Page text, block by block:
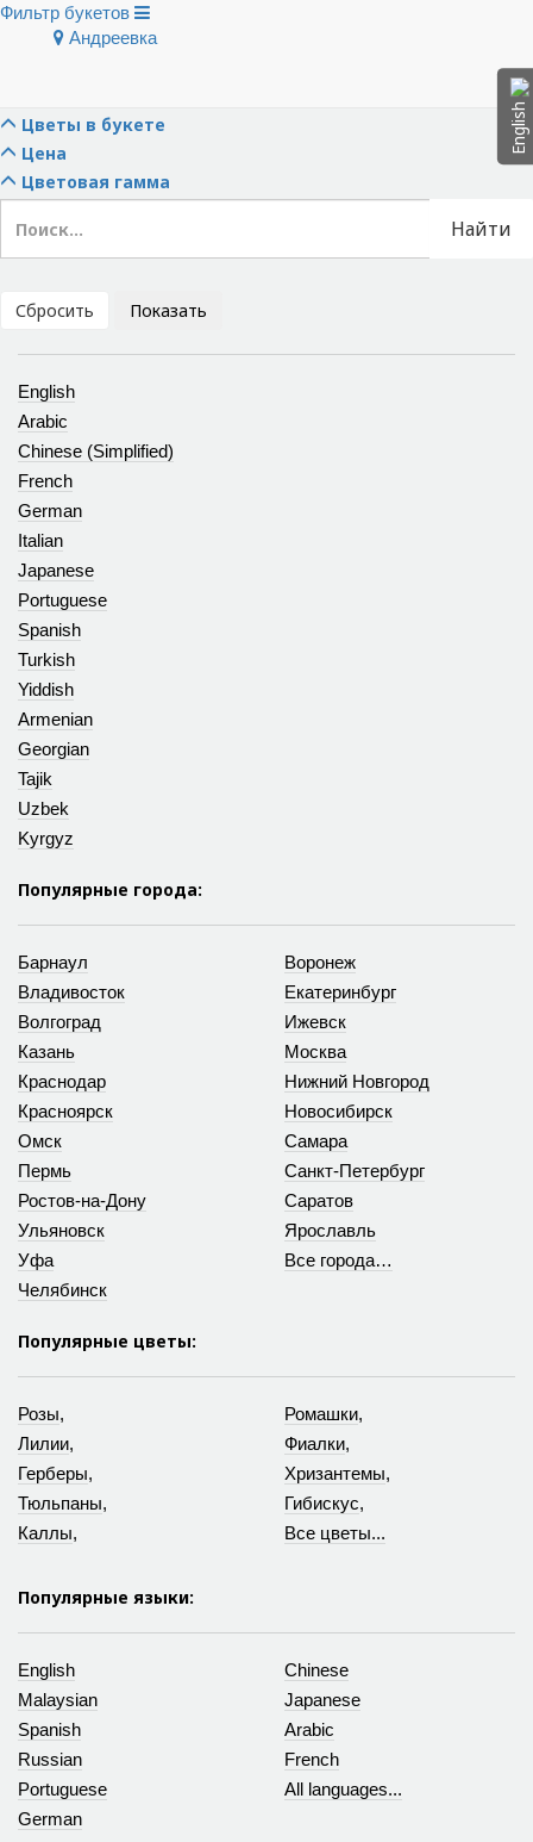
Фильтр букетов
Андреевка
Цветы в букете
Цена
Цветовая гамма
Найти
Сбросить Показать
English
Arabic
Chinese (Simplified)
French
German
Italian
Japanese
Portuguese
Spanish
Turkish
Yiddish
Armenian
Georgian
Tajik
Uzbek
Kyrgyz
Популярные города:
Барнаул
Владивосток
Волгоград
Воронеж
Екатеринбург
Ижевск
Казань
Краснодар
Красноярск
Москва
Нижний Новгород
Новосибирск
Омск
Пермь
Ростов-на-Дону
Самара
Санкт-Петербург
Саратов
Ульяновск
Уфа
Челябинск
Ярославль
Все города…
Популярные цветы:
Розы,
Лилии,
Герберы,
Тюльпаны,
Каллы,
Ромашки,
Фиалки,
Хризантемы,
Гибискус,
Все цветы...
Популярные языки:
English
Malaysian
Chinese
Japanese
Spanish
Russian
Arabic
French
Portuguese
German
All languages...
English